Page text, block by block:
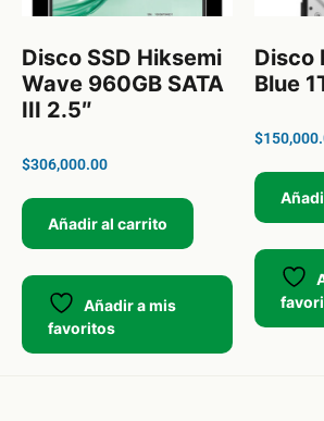
Disco SSD Hiksemi
Wave 960GB SATA
III 2.5″
$306,000.00
Añadir al carrito
Añadir a mis
favoritos
Disco
Blue
$